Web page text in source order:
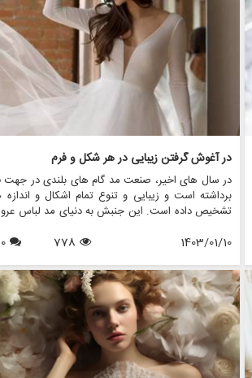
در آغوش گرفتن زیبایی در هر شکل و فرم
در سال های اخیر، صنعت مد گام های بلندی در جهت
برداشته است و زیبایی و تنوع تمام اشکال و
تشخیص داده است. این جنبش به دنیای مد لباس
1403/01/10
778
0